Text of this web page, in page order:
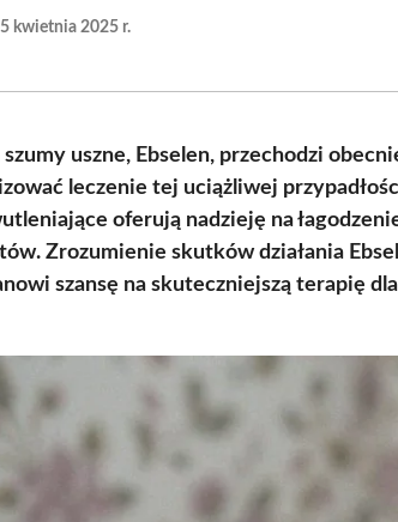
kwietnia 2025 r.
uszne, Ebselen, przechodzi
leczenie tej uciążliwej
oferują nadzieję na
Zrozumienie skutków działania
szansę na skuteczniejszą terapię